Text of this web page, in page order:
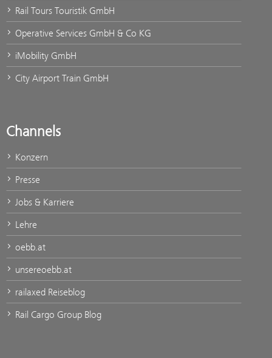
Rail Tours Touristik GmbH
Operative Services GmbH & Co KG
iMobility GmbH
City Airport Train GmbH
Channels
Konzern
Presse
Jobs & Karriere
Lehre
oebb.at
unsereoebb.at
railaxed Reiseblog
Rail Cargo Group Blog